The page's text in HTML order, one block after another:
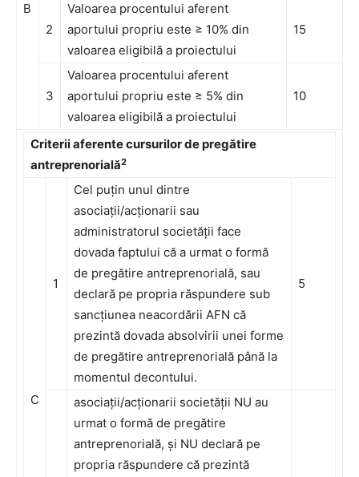
B
2
Valoarea procentului aferent
aportului propriu este ≥ 10% din
valoarea eligibilă a proiectului
15
3
Valoarea procentului aferent
aportului propriu este ≥ 5% din
valoarea eligibilă a proiectului
10
Criterii aferente cursurilor de pregătire
antreprenorială2
C
1
Cel puțin unul dintre
asociații/acționarii sau
administratorul societății face
dovada faptului că a urmat o formă
de pregătire antreprenorială, sau
declară pe propria răspundere sub
sancțiunea neacordării AFN că
prezintă dovada absolvirii unei forme
de pregătire antreprenorială până la
momentul decontului.
5
asociații/acționarii societății NU au
urmat o formă de pregătire
antreprenorială, și NU declară pe
propria răspundere că prezintă